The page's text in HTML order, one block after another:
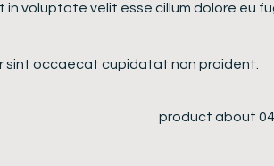
voluptate velit esse cillum dolore eu
sint occaecat cupidatat non proident.